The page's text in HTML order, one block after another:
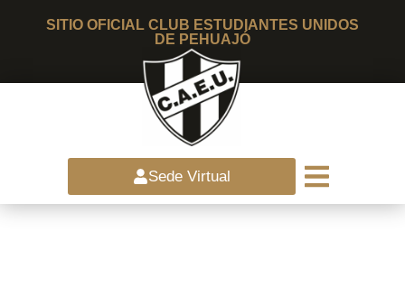
SITIO OFICIAL CLUB ESTUDIANTES UNIDOS
DE PEHUAJÓ
Sede Virtual